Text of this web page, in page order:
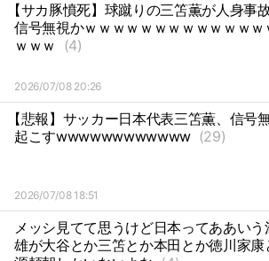
【サカ豚憤死】球蹴りの三笘薫が人身事
信号無視かｗｗｗｗｗｗｗｗｗｗｗｗｗ
ｗｗｗ
(4)
2026/07/08 20:26
【悲報】サッカー日本代表三笘薫、信号
起こすwwwwwwwwwwww (29)
2026/07/08 18:51
メッシ見てて思うけど日本ってああい
雄が大谷とか三笘とか本田とか徳川家